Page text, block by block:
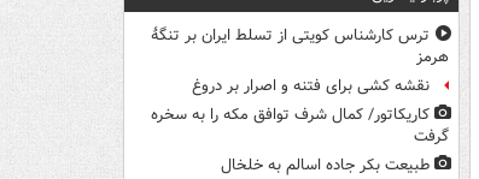
ترس کارشناس کویتی از تسلط ایران بر تنگۀ
هرمز
نقشه کشی برای فتنه و اصرار بر دروغ
کاریکاتور/ کمال شرف توافق مکه را به سخره
گرفت
طبیعت بکر جاده اسالم به خلخال